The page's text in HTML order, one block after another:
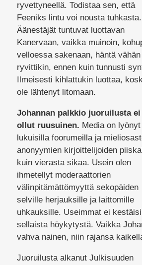
ryvettyneellä. Todistaa sen, että
Feeniks lintu voi nousta tuhkasta.
Äänestäjät tuntuvat luottavan
Kanervaan, vaikka muinoin,
velloessa sakenaan, häntä vähän
ryvittikin, ennen kuin tunnusti
Ilmeisesti kihlattukin luottaa,
ole lähtenyt litomaan.
Johannan palkkio juoruilusta ei
ollut ruusuinen. Media on
lukuisilla foorumeilla ja
anonyymien kirjoittelijoiden
kuin vierasta sikaa. Usein olen
ihmetellyt moderaattorien
välinpitämättömyyttä sekopäiden
selville herjauksille ja laittomille
uhkauksille. Useimmat ei kestäisi
sellaista höykytystä. Vaikka
vahva nainen, niin rajansa
Juoruilusta alkanut Julkisuuden